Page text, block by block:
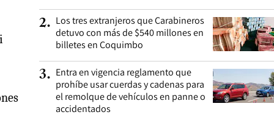
2. Los tres extranjeros que Carabineros
detuvo con más de $540 millones en
billetes en Coquimbo
3. Entra en vigencia reglamento que
prohíbe usar cuerdas y cadenas para
el remolque de vehículos en panne o
accidentados